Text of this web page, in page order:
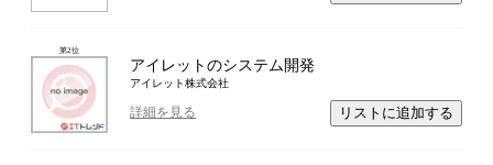
第2位
アイレットのシステム開発
アイレット株式会社
詳細を見る リストに追加する